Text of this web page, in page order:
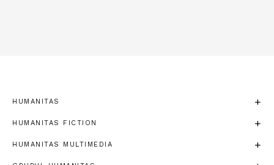
HUMANITAS
HUMANITAS FICTION
HUMANITAS MULTIMEDIA